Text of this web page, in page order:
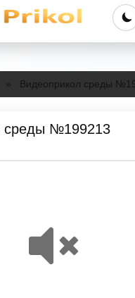
» Видеоприкол среды
среды №199213